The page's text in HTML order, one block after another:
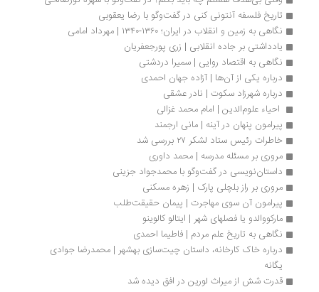
تاریخ فلسفه آنتونی کنی در گفت‌وگو با رضا یعقوبی
نگاهی به زمین و انقلاب در ایران؛ ۱۳۶۰-۱۳۴۰ | مهرداد امامی
یادداشتی بر جاده انقلابی | زری پورجعفریان
نگاهی به اقتصاد روایی | سمیرا دردشتی
درباره یکی از آن‌ها | آزاده جهان احمدی
درباره شهرزاد سکوت | نادر عشقی
احیاء علوم‌الدین | امام محمد غزالی
پیرامون پنهان در آینه | مانی ارجمند
خاطرات رئیس ستاد لشکر ۲۷ بررسی شد
مروری بر مسئله مدرسه | محمد داوری
داستان‌نویسی در گفت‌وگو با محمدجواد جزینی
مروری بر راز بلچلی پارک | زهره مسکنی
پیرامون آن سوی مهاجرت | پیمان حقیقت‌طلب
مارکووالدو یا فصلهای شهر | ایتالو کالوینو
نگاهی به تاریخ علم مردم | فاطیما احمدی
درباره خاک کارخانه،‌ داستان چیت‌سازی بهشهر | محمدرضا جوادی
قدرت شش از میراث لورین در افق دیده شد